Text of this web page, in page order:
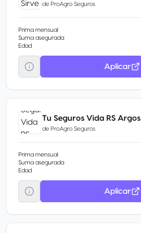
de ProAgro Seguros
Prima mensual
Suma asegurada
Edad
Aplicar
Tu Seguros Vida RS Argos
de ProAgro Seguros
Prima mensual
Suma asegurada
Edad
Aplicar